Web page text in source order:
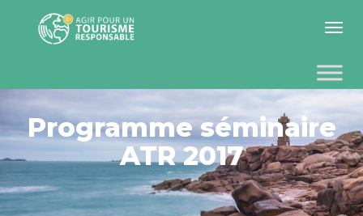
Toggle
Programme séminaire
ATR 2017